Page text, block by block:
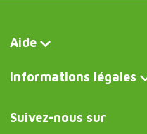
Aide
Informations légales
Suivez-nous sur